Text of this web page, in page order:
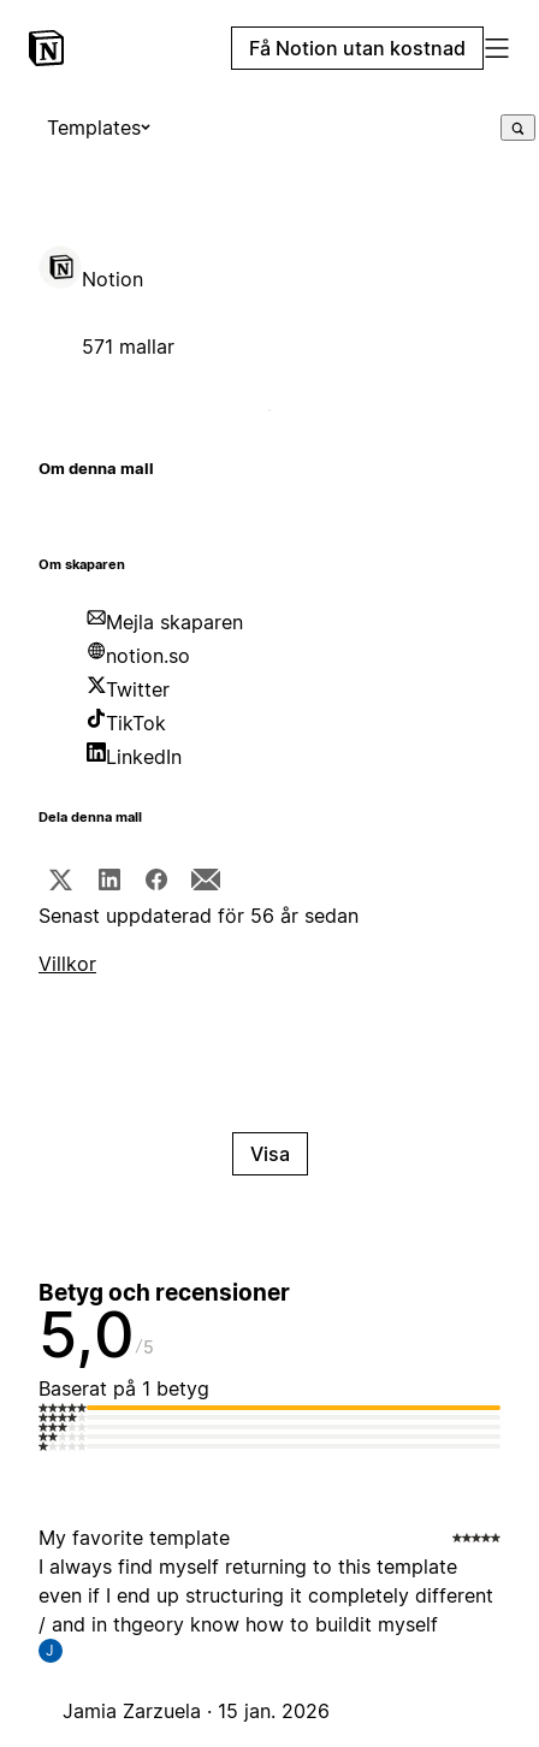
Få Notion utan kostnad
Templates
Notion
571 mallar
Om denna mall
Om skaparen
Mejla skaparen
notion.so
Twitter
TikTok
LinkedIn
Dela denna mall
Senast uppdaterad för 56 år sedan
Villkor
Visa
Betyg och recensioner
5,0 5
Baserat på 1 betyg
My favorite template
I always find myself returning to this template
even if I end up structuring it completely different
/ and in thgeory know how to buildit myself
J
Jamia Zarzuela · 15 jan. 2026